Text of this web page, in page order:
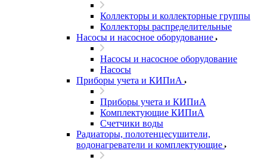
Коллекторы и коллекторные группы
Коллекторы распределительные
Насосы и насосное оборудование
Насосы и насосное оборудование
Насосы
Приборы учета и КИПиА
Приборы учета и КИПиА
Комплектующие КИПиА
Счетчики воды
Радиаторы, полотенцесушители,
водонагреватели и комплектующие